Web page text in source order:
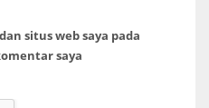
situs web saya pada
saya